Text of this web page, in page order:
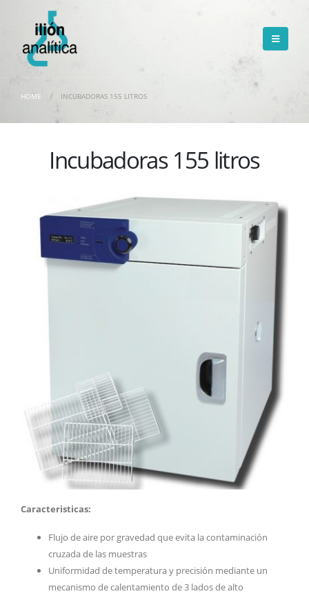
HOME INCUBADORAS 155 LITROS
Incubadoras 155 litros
Caracteristicas:
Flujo de aire por gravedad que evita la contaminación
cruzada de las muestras
Uniformidad de temperatura y precisión mediante un
mecanismo de calentamiento de 3 lados de alto